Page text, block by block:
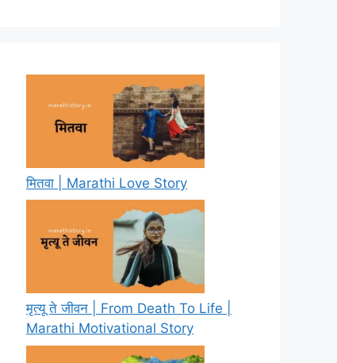
मितवा | Marathi Love Story
मृत्यू ते जीवन | From Death To Life |
Marathi Motivational Story